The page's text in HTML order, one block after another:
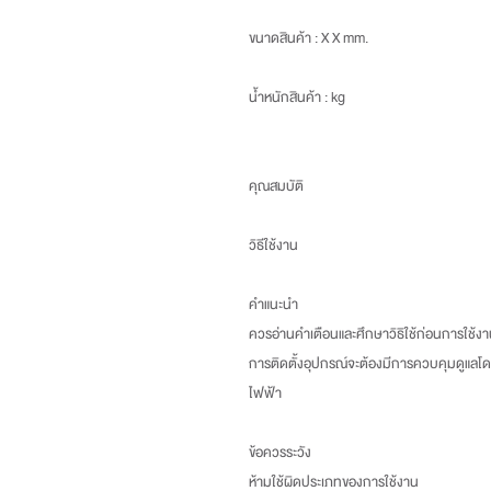
ขนาดสินค้า: X X mm.
น้ำหนักสินค้า: kg
คุณสมบัติ
วิธีใช้งาน
คำแนะนำ
ควรอ่านคำเตือนและศึกษาวิธิใช้ก่อนการใช้ง
การติดตั้งอุปกรณ์จะต้องมีการควบคุมดูแลโ
ไฟฟ้า
ข้อควรระวัง
ห้ามใช้ผิดประเภทของการใช้งาน